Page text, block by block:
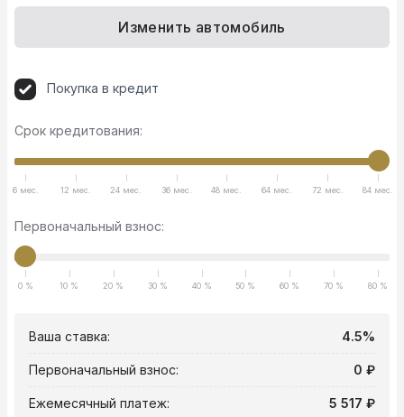
Изменить автомобиль
Покупка в кредит
Срок кредитования:
6 мес. 12 мес. 24 мес. 36 мес. 48 мес. 64 мес. 72 мес. 84 мес.
Первоначальный взнос:
0 % 10 % 20 % 30 % 40 % 50 % 60 % 70 % 80 %
Ваша ставка: 4.5%
Первоначальный взнос: 0 ₽
Ежемесячный платеж: 5 517 ₽